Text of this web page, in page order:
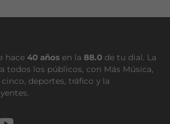
hace 40 años en la 88.0 de tu dial. La
todos los públicos, con Más Música,
deportes, tráfico y la